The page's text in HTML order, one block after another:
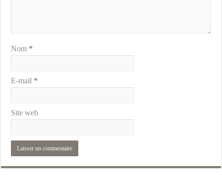
Nom *
E-mail *
Site web